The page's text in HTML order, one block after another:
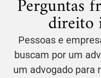
Perguntas
direito
Pessoas e
buscam por um
um advogado para